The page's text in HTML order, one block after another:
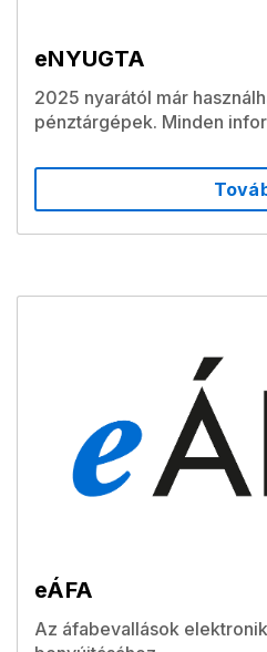
eNYUGTA
2025 nyarától már
pénztárgépek. Minden
eÁFA
Az áfabevallások